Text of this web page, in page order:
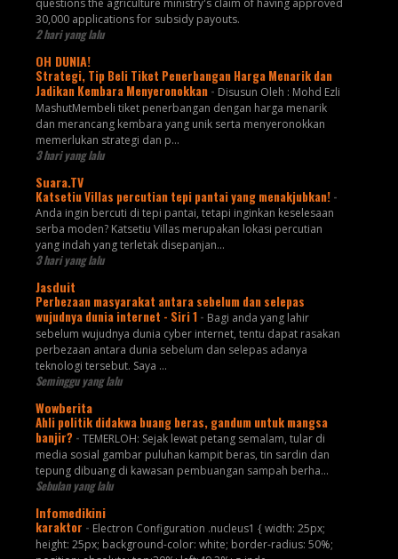
questions the agriculture ministry's claim of having approved
30,000 applications for subsidy payouts.
2 hari yang lalu
OH DUNIA!
Strategi, Tip Beli Tiket Penerbangan Harga Menarik dan
Jadikan Kembara Menyeronokkan - Disusun Oleh : Mohd Ezli
MashutMembeli tiket penerbangan dengan harga menarik
dan merancang kembara yang unik serta menyeronokkan
memerlukan strategi dan p...
3 hari yang lalu
Suara.TV
Katsetiu Villas percutian tepi pantai yang menakjubkan! -
Anda ingin bercuti di tepi pantai, tetapi inginkan keselesaan
serba moden? Katsetiu Villas merupakan lokasi percutian
yang indah yang terletak disepanjan...
3 hari yang lalu
Jasduit
Perbezaan masyarakat antara sebelum dan selepas
wujudnya dunia internet - Siri 1 - Bagi anda yang lahir
sebelum wujudnya dunia cyber internet, tentu dapat rasakan
perbezaan antara dunia sebelum dan selepas adanya
teknologi tersebut. Saya ...
Seminggu yang lalu
Wowberita
Ahli politik didakwa buang beras, gandum untuk mangsa
banjir? - TEMERLOH: Sejak lewat petang semalam, tular di
media sosial gambar puluhan kampit beras, tin sardin dan
tepung dibuang di kawasan pembuangan sampah berha...
Sebulan yang lalu
Infomedikini
karaktor - Electron Configuration .nucleus1 { width: 25px;
height: 25px; background-color: white; border-radius: 50%;